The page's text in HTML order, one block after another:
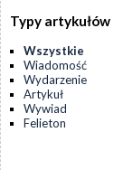
Typy artykułów
Wszystkie
Wiadomość
Wydarzenie
Artykuł
Wywiad
Felieton